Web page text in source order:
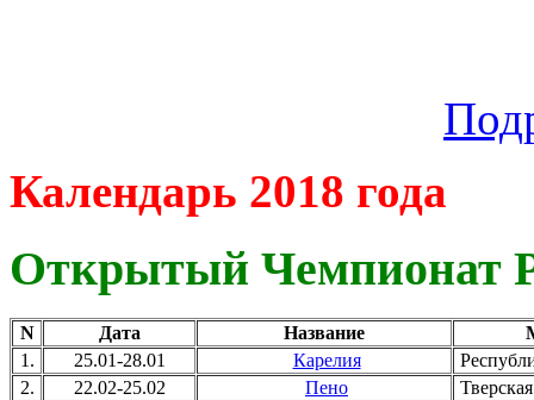
Календарь 2018 года
Открытый Чемпионат
N Дата Название
1.
25.01-28.01 Карелия
2.
22.02-25.02 Пено